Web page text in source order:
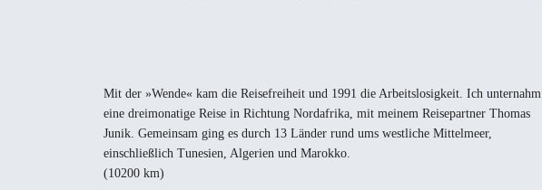
Mit der »Wende« kam die Reisefreiheit und 1991 die Arbeitslosigkeit. Ich unternahm
eine dreimonatige Reise in Richtung Nordafrika, mit meinem Reisepartner Thomas
Junik. Gemeinsam ging es durch 13 Länder rund ums westliche Mittelmeer,
einschließlich Tunesien, Algerien und Marokko.
(10200 km)